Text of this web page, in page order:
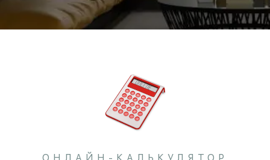
ОНЛАЙН-КАЛЬКУЛЯТОР